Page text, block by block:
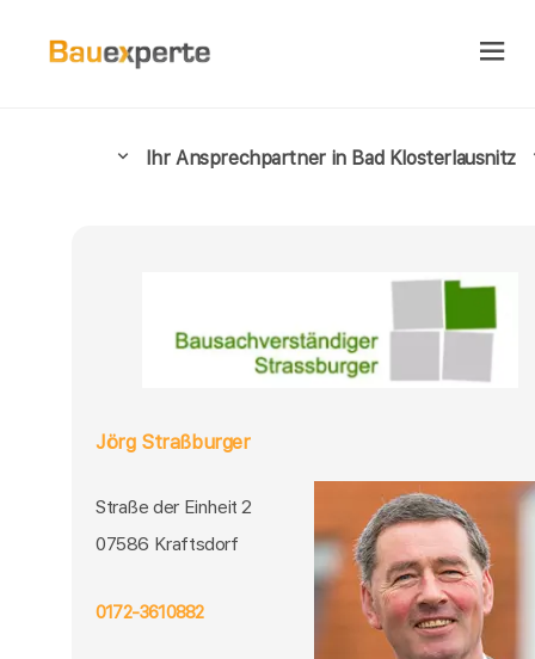
Ihr Ansprechpartner in Bad Klosterlausnitz
Jörg Straßburger
Straße der Einheit 2
07586 Kraftsdorf
0172-3610882